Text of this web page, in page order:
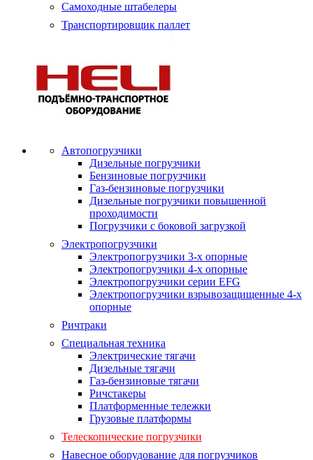
Самоходные штабелеры
Транспортировщик паллет
Автопогрузчики
Дизельные погрузчики
Бензиновые погрузчики
Газ-бензиновые погрузчики
Дизельные погрузчики повышенной
проходимости
Погрузчики с боковой загрузкой
Электропогрузчики
Электропогрузчики 3-х опорные
Электропогрузчики 4-х опорные
Электропогрузчики серии EFG
Электропогрузчики взрывозащищенные 4-х
опорные
Ричтраки
Специальная техника
Электрические тягачи
Дизельные тягачи
Газ-бензиновые тягачи
Ричстакеры
Платформенные тележки
Грузовые платформы
Телескопические погрузчики
Навесное оборудование для погрузчиков